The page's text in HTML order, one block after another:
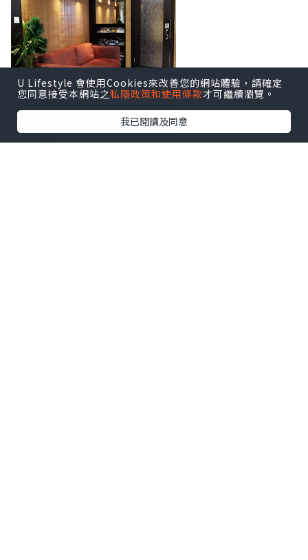
U Lifestyle 會使用Cookies來改善您的網站體驗，請確定
您同意接受本網站之私隱政策和使用條款才可繼續瀏覽。
我已閱讀及同意